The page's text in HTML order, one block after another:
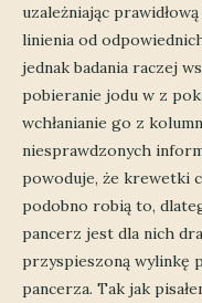
uzależniając
linienia od
jednak badania raczej
pobieranie jodu w z
wchłanianie go z
niesprawdzonych
powoduje, że krewetki
podobno robią to,
pancerz jest dla nich
przyspieszoną wylinkę
pancerza. Tak jak